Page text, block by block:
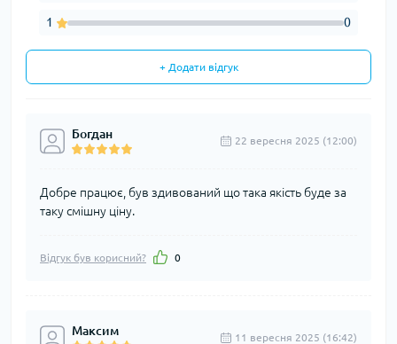
1 0
+ Додати відгук
Богдан 22 вересня 2025 (12:00)
Добре працює, був здивований що така якість буде за
таку смішну ціну.
Відгук був корисний? 0
Максим 11 вересня 2025 (16:42)